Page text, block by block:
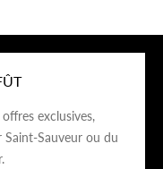
exclusives,
Sauveur ou du